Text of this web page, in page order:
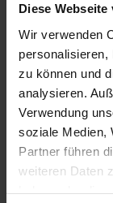
Diese
Wir verwenden
personalisieren,
zu können und
analysieren.
Verwendung
soziale Medien,
Partner führen
weiteren Daten
Automodell Name
Zertifikat
Montagematerial
Luftfilter Typ
Technische Daten
Montage